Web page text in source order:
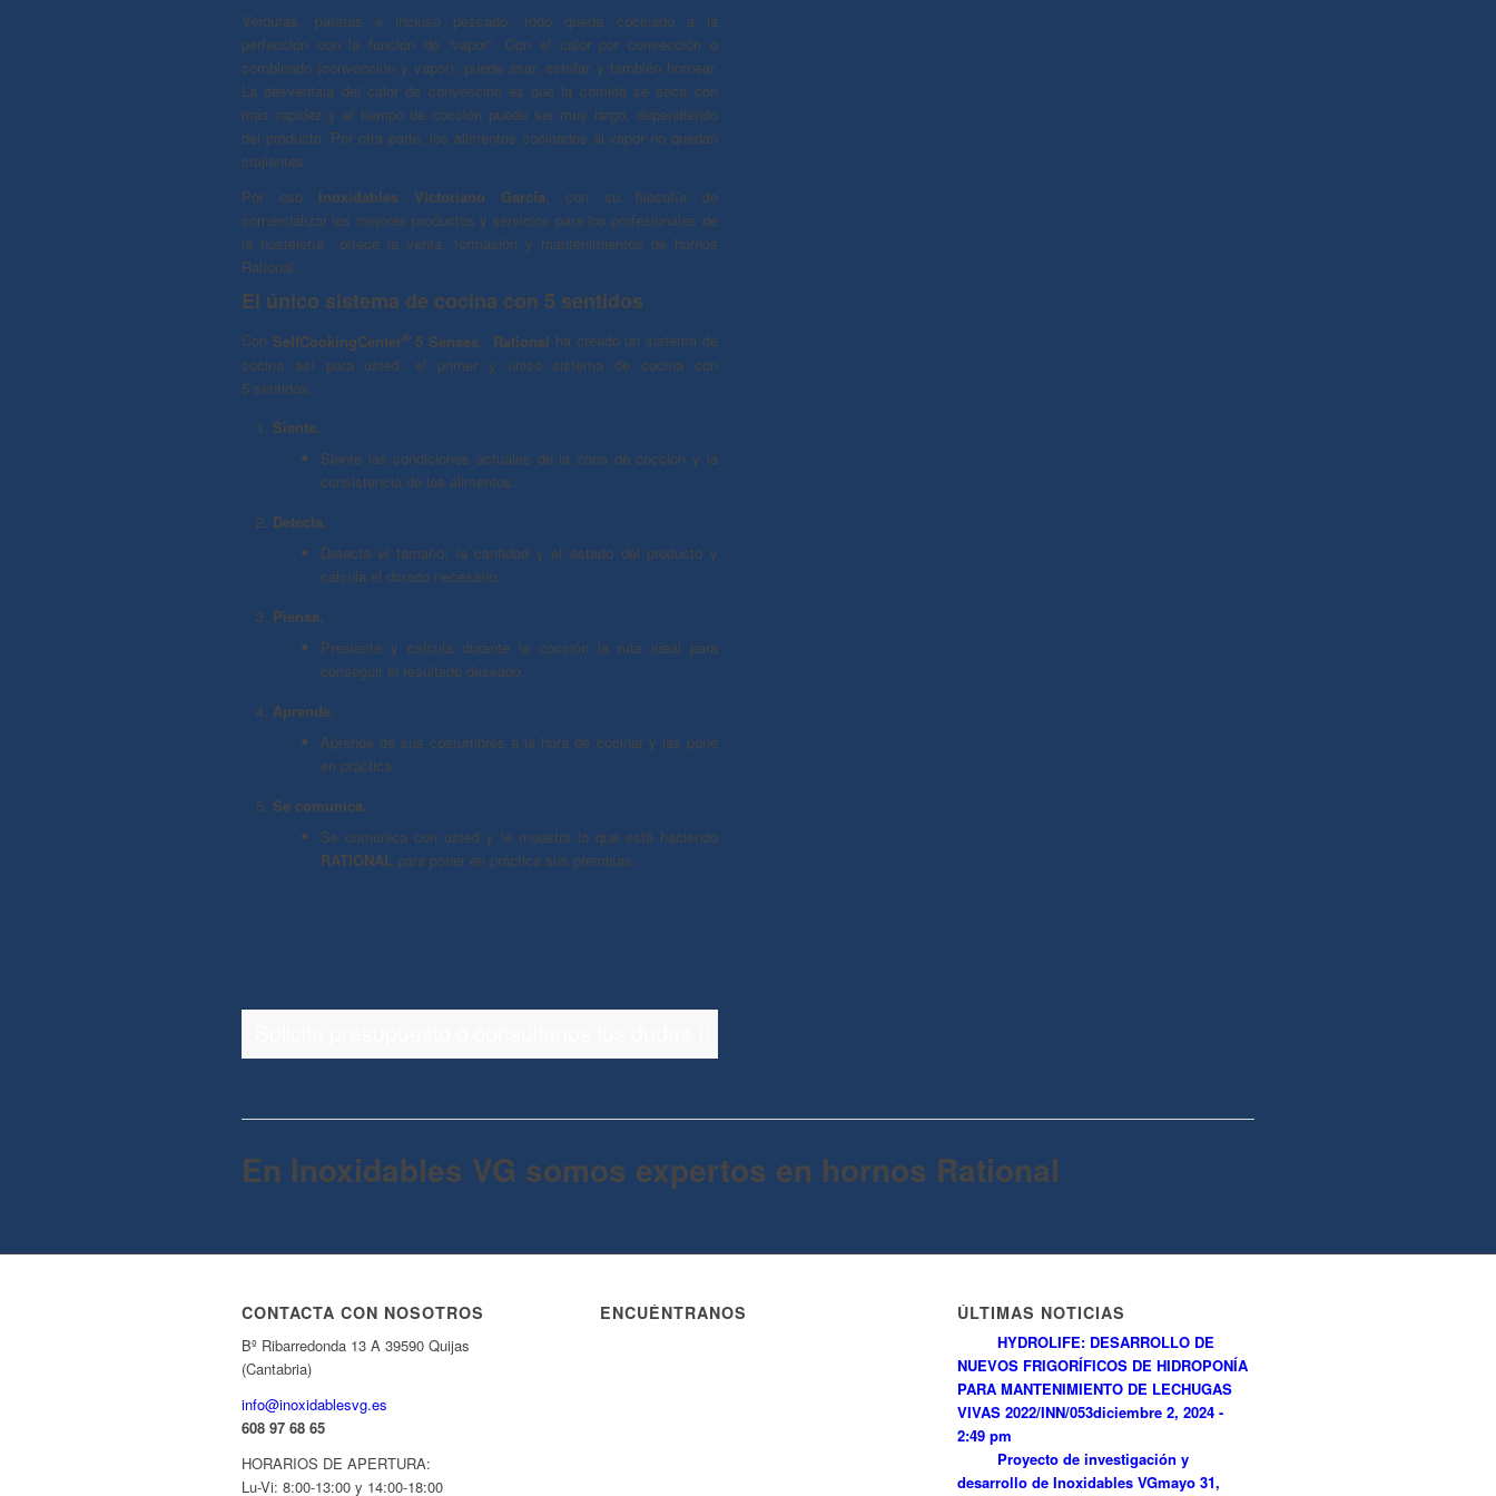
Verduras, patatas e incluso pescado, todo queda cocinado a la
perfección con la función de “vapor”. Con el calor por convección o
combinado (convección y vapor), puede asar, estofar y también hornear.
La desventaja del calor de convección es que la comida se seca con
más rapidez y el tiempo de cocción puede ser muy largo, dependiendo
del producto. Por otra parte, los alimentos cocinados al vapor no quedan
crujientes.
Por eso Inoxidables Victoriano García, con su filosofía de
comercializar los mejores productos y servicios para los profesionales de
la hostelería ofrece la venta, formación y mantenimientos de hornos
Rational.
El único sistema de cocina con 5 sentidos
Con SelfCookingCenter® 5 Senses, Rational ha creado un sistema de
cocina así para usted: el primer y único sistema de cocina con
5 sentidos.
Siente.
Siente las condiciones actuales de la zona de cocción y la
consistencia de los alimentos.
Detecta.
Detecta el tamaño, la cantidad y el estado del producto y
calcula el dorado necesario.
Piensa.
Presiente y calcula durante la cocción la ruta ideal para
conseguir el resultado deseado.
Aprende.
Aprende de sus costumbres a la hora de cocinar y las pone
en práctica.
Se comunica.
Se comunica con usted y le muestra lo que está haciendo
RATIONAL para poner en práctica sus premisas.
En Inoxidables VG somos expertos en hornos Rational
CONTACTA CON NOSOTROS
Bº Ribarredonda 13 A 39590 Quijas
(Cantabria)
info@inoxidablesvg.es
608 97 68 65
HORARIOS DE APERTURA:
Lu-Vi: 8:00-13:00 y 14:00-18:00
ENCUÉNTRANOS ÚLTIMAS NOTICIAS
HYDROLIFE: DESARROLLO DE
NUEVOS FRIGORÍFICOS DE HIDROPONÍA
PARA MANTENIMIENTO DE LECHUGAS
VIVAS 2022/INN/053diciembre 2, 2024 -
2:49 pm
Proyecto de investigación y
desarrollo de Inoxidables VGmayo 31,